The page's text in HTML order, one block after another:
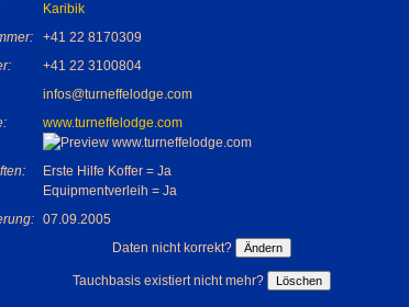
Karibik
+41 22 8170309
+41 22 3100804
infos@turneffelodge.com
www.turneffelodge.com
Erste Hilfe Koffer = Ja
Equipmentverleih = Ja
07.09.2005
Daten nicht korrekt?
Tauchbasis existiert nicht mehr?